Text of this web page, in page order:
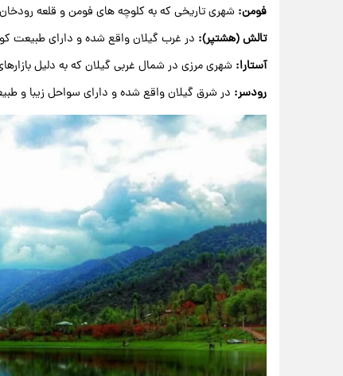
فومن: شهری تاریخی که به کلوچه های فومن و قلعه
تالش (هشتپر): در غرب گیلان واقع شده و دارای طبیعت
آستارا: شهری مرزی در شمال غربی گیلان که به دلیل
رودسر: در شرق گیلان واقع شده و دارای سواحل زیبا و